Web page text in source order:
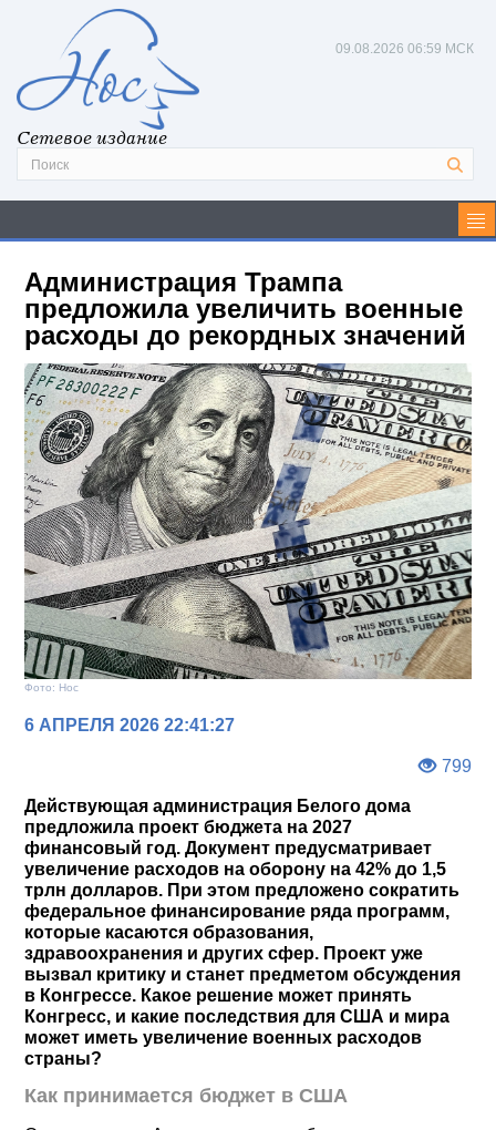
Сетевое издание
09.08.2026 06:59 МСК
Администрация Трампа
предложила увеличить военные
расходы до рекордных значений
Фото: Нос
6 АПРЕЛЯ 2026 22:41:27
799
Действующая администрация Белого дома
предложила проект бюджета на 2027
финансовый год. Документ предусматривает
увеличение расходов на оборону на 42% до 1,5
трлн долларов. При этом предложено сократить
федеральное финансирование ряда программ,
которые касаются образования,
здравоохранения и других сфер. Проект уже
вызвал критику и станет предметом обсуждения
в Конгрессе. Какое решение может принять
Конгресс, и какие последствия для США и мира
может иметь увеличение военных расходов
страны?
Как принимается бюджет в США